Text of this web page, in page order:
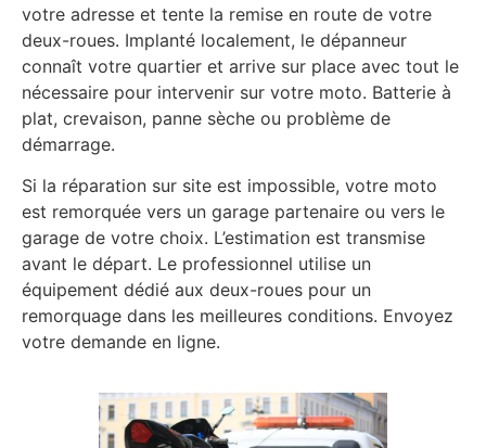
votre adresse et tente la remise en route de votre
deux-roues. Implanté localement, le dépanneur
connaît votre quartier et arrive sur place avec tout le
nécessaire pour intervenir sur votre moto. Batterie à
plat, crevaison, panne sèche ou problème de
démarrage.
Si la réparation sur site est impossible, votre moto
est remorquée vers un garage partenaire ou vers le
garage de votre choix. L’estimation est transmise
avant le départ. Le professionnel utilise un
équipement dédié aux deux-roues pour un
remorquage dans les meilleures conditions. Envoyez
votre demande en ligne.